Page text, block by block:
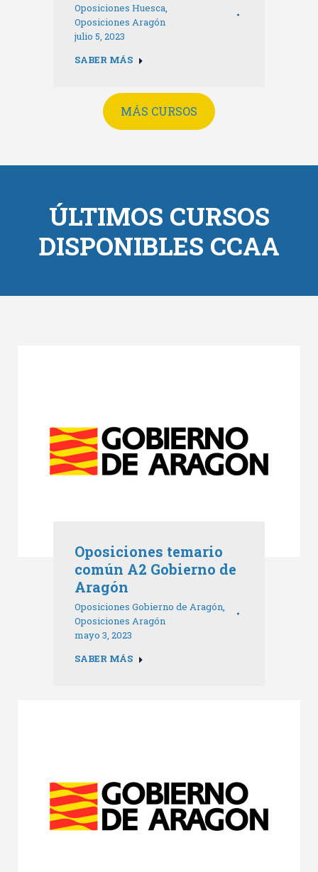
Oposiciones Huesca,
Oposiciones Aragón
julio 5, 2023
SABER MÁS
MÁS CURSOS
ÚLTIMOS CURSOS
DISPONIBLES CCAA
Oposiciones temario
común A2 Gobierno de
Aragón
Oposiciones Gobierno de Aragón,
Oposiciones Aragón
mayo 3, 2023
SABER MÁS